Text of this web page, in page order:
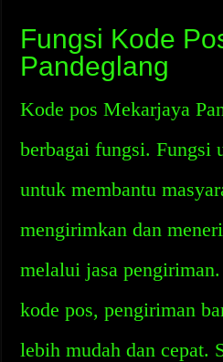
Fungsi Kode
Pandeglang
Kode pos Mekarjaya
berbagai fungsi. Fungsi
untuk membantu
mengirimkan dan
melalui jasa
kode pos, pengiriman
lebih mudah dan cepat.